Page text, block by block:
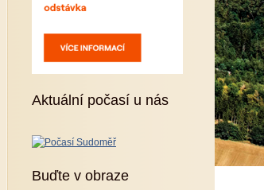
Aktuální počasí u nás
Buďte v obraze